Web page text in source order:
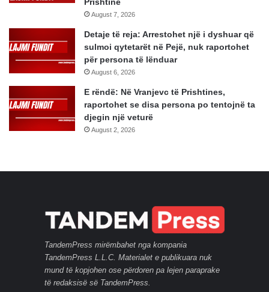
August 7, 2026
Detaje të reja: Arrestohet një i dyshuar që
sulmoi qytetarët në Pejë, nuk raportohet
për persona të lënduar
August 6, 2026
E rëndë: Në Vranjevc të Prishtines,
raportohet se disa persona po tentojnë ta
djegin një veturë
August 2, 2026
TandemPress mirëmbahet nga kompania
TandemPress L.L.C. Materialet e publikuara nuk
mund të kopjohen ose përdoren pa lejen paraprake
të redaksisë së TandemPress.